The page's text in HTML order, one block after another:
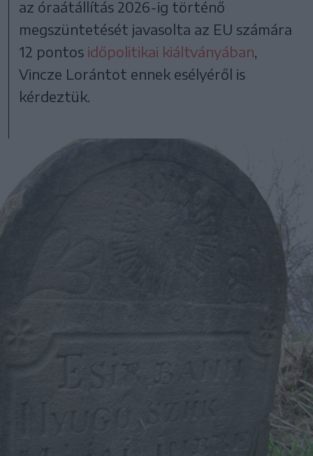
az óraátállítás 2026-ig történő
megszüntetését javasolta az EU számára
12 pontos időpolitikai kiáltványában
Vincze Lorántot ennek esélyéről is
kérdeztük.